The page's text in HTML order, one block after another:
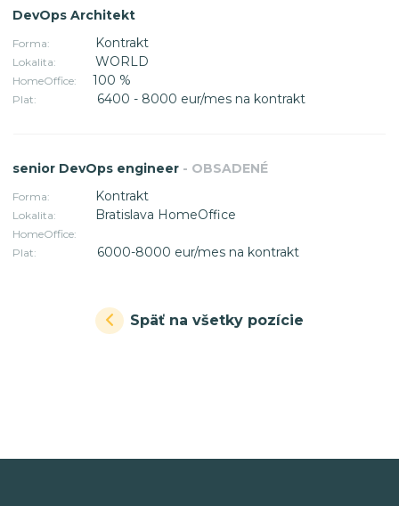
DevOps Architekt
Forma: Kontrakt
Lokalita: WORLD
HomeOffice: 100 %
Plat: 6400 - 8000 eur/mes na kontrakt
senior DevOps engineer - OBSADENÉ
Forma: Kontrakt
Lokalita: Bratislava HomeOffice
HomeOffice:
Plat:
6000-8000 eur/mes na kontrakt
Späť na všetky pozície